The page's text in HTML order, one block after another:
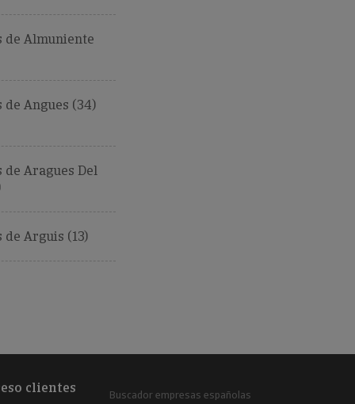
de Almuniente
de Angues (34)
de Aragues Del
de Arguis (13)
clientes
Buscador empresas españolas